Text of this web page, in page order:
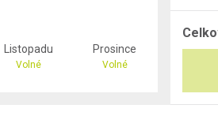
Listopadu
Volné
Prosince
Volné